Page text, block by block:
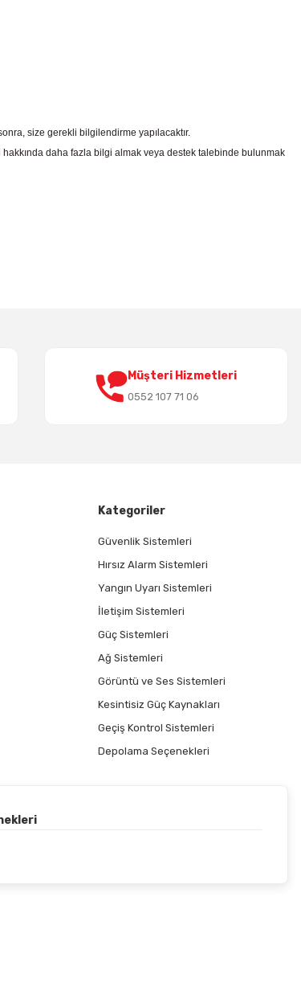
size gerekli bilgilendirme yapılacaktır.
daha fazla bilgi almak veya destek talebinde bulunmak
Müşteri Hizmetleri
0552 107 71 06
Kategoriler
Güvenlik Sistemleri
Hırsız Alarm Sistemleri
Yangın Uyarı Sistemleri
İletişim Sistemleri
Güç Sistemleri
Ağ Sistemleri
Görüntü ve Ses Sistemleri
Kesintisiz Güç Kaynakları
Geçiş Kontrol Sistemleri
Depolama Seçenekleri